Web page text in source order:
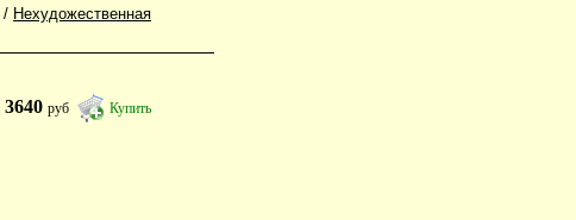
/ Нехудожественная
3640руб Купить